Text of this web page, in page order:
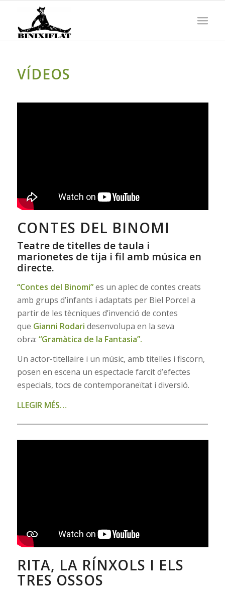
VÍDEOS
CONTES DEL BINOMI
Teatre de titelles de taula i
marionetes de tija i fil amb música en
directe.
“Contes del Binomi”es un aplec de contes creats
amb grups d’infants i adaptats per Biel Porcel a
partir de les tècniques d’invenció de contes
que Gianni Rodari desenvolupa en la seva
obra: “Gramàtica de la Fantasia”.
Un actor-titellaire i un músic, amb titelles i fiscorn,
posen en escena un espectacle farcit d’efectes
especials, tocs de contemporaneïtat i diversió.
LLEGIR MÉS…
RITA, LA RÍNXOLS I ELS
TRES OSSOS